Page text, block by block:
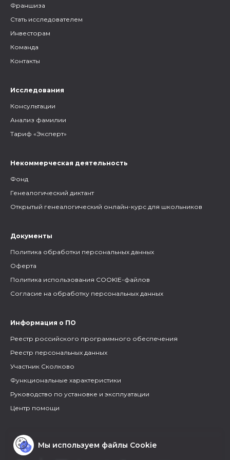
Франшиза
Стать исследователем
Инвесторам
Команда
Контакты
Исследования
Консультации
Анализ фамилии
Тариф «Эксперт»
Некоммерческая деятельность
Фонд
Генеалогический диктант
Открытый генеалогический онлайн-курс для школьников
Документы
Политика обработки персональных данных
Оферта
Политика использования COOKIE-файлов
Согласие на обработку персональных данных
Информация о ПО
Реестр российского программного обеспечения
Реестр персональных данных
Участник Сколково
Функциональные характеристики
Руководство по установке и эксплуатации
Центр помощи
Мы используем файлы Cookie